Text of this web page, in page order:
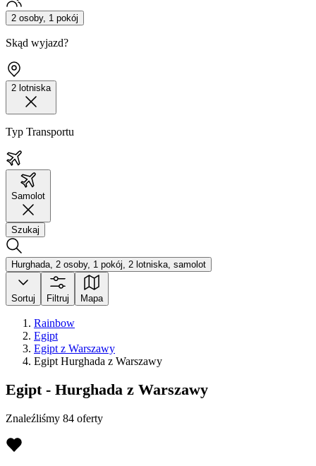
2 osoby, 1 pokój
Skąd wyjazd?
2 lotniska
Typ Transportu
Samolot
Szukaj
Hurghada, 2 osoby, 1 pokój, 2 lotniska, samolot
Sortuj Filtruj Mapa
Rainbow
Egipt
Egipt z Warszawy
Egipt Hurghada z Warszawy
Egipt - Hurghada z Warszawy
Znaleźliśmy 84 oferty